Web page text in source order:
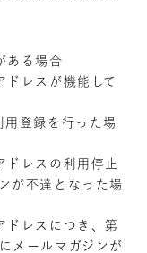
ある場合
レスが機能して
用登録を行った場
ドレスの利用停止
が不達となった場
ドレスにつき、第
メールマガジンが